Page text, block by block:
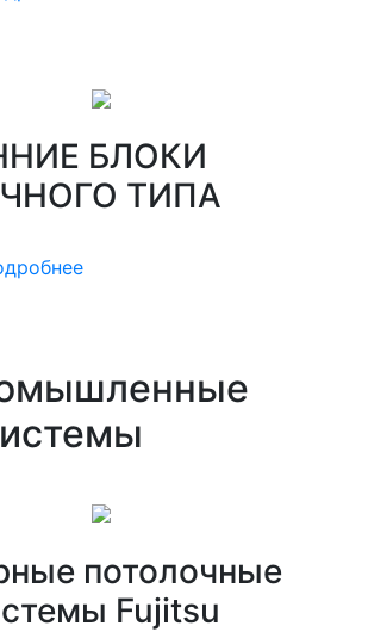
БЛОКИ
ТИПА
потолочные
Fujitsu